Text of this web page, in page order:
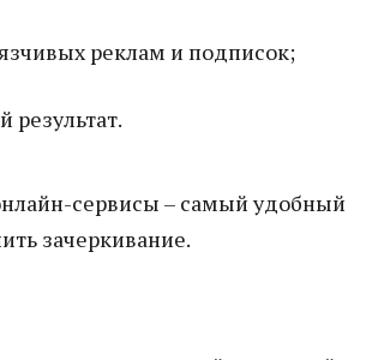
реклам и подписок;
результат.
сервисы – самый удобный
зачеркивание.